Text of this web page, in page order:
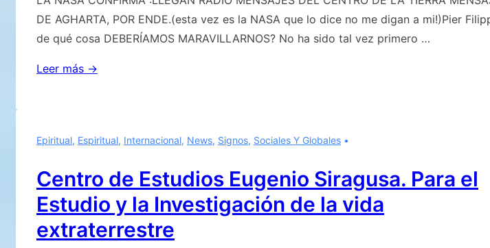
DE AGHARTA, POR ENDE.(esta vez es la NASA que lo dice no me digan a mi!)Pier
de qué cosa DEBERÍAMOS MARAVILLARNOS? No ha sido tal vez primero …
«LA
LLEGAN
MENSAJES
DEL
CENTRO
DE
Leer más →
Epiritual, Espiritual, Internacional, News, Signos, Sociales Y Globales
Centro de Estudios Eugenio Siragusa. Para el
Estudio y la Investigación de la vida
extraterrestre